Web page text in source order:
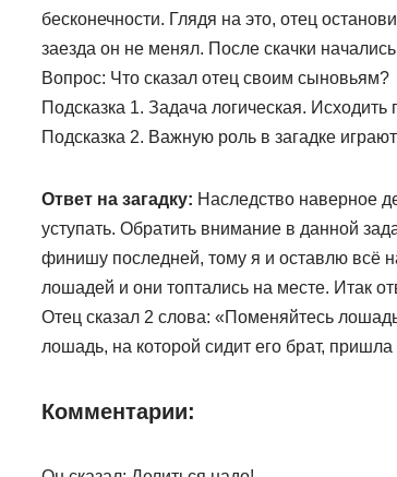
бесконечности. Глядя на это, отец
заезда он не менял. После скачки
Вопрос: Что сказал отец своим сыновьям?
Подсказка 1. Задача логическая.
Подсказка 2. Важную роль в загадке
Ответ на загадку: Наследство наверное
уступать. Обратить внимание в данной
финишу последней, тому я и оставлю всё
лошадей и они топтались на месте. Итак
Отец сказал 2 слова: «Поменяйтесь
лошадь, на которой сидит его брат,
Комментарии: